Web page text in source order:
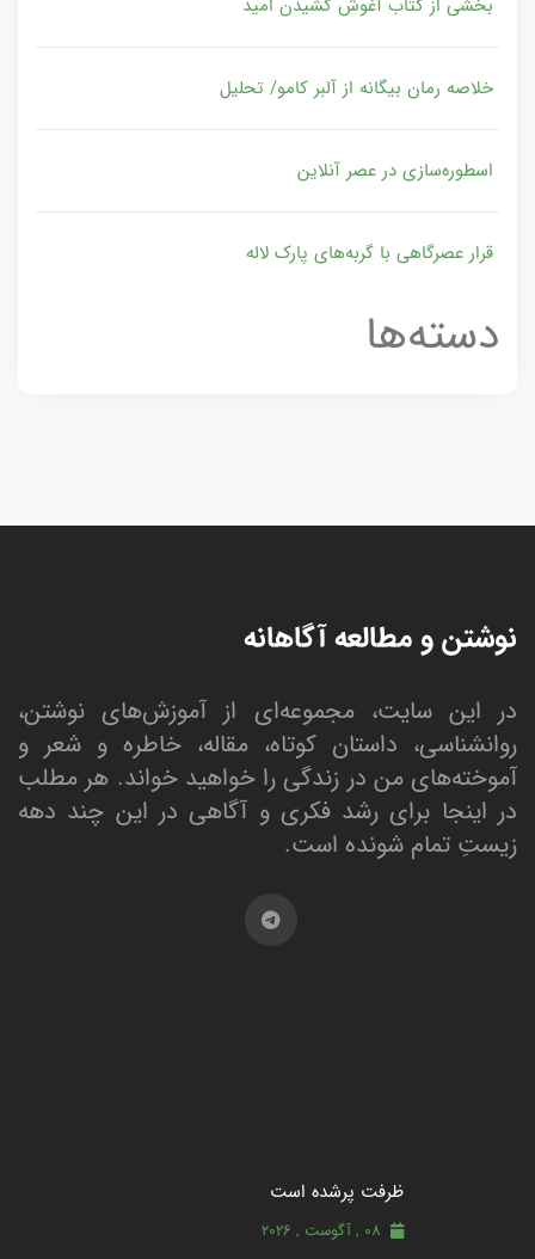
خلاصه رمان بیگانه از آلبر کامو/ تحلیل
اسطوره‌سازی در عصر آنلاین
قرار عصرگاهی با گربه‌های پارک لاله
دسته‌ها
نوشتن و مطالعه آگاهانه
در این سایت، مجموعه‌ای از آموزش‌های نوشتن،
روانشناسی، داستان کوتاه، مقاله، خاطره و شعر و
آموخته‌های من در زندگی را خواهید خواند. هر مطلب
در اینجا برای رشد فکری و آگاهی در این چند دهه
زیستِ تمام شونده است.
ظرفت پرشده‌ است
08 , آگوست , 2026